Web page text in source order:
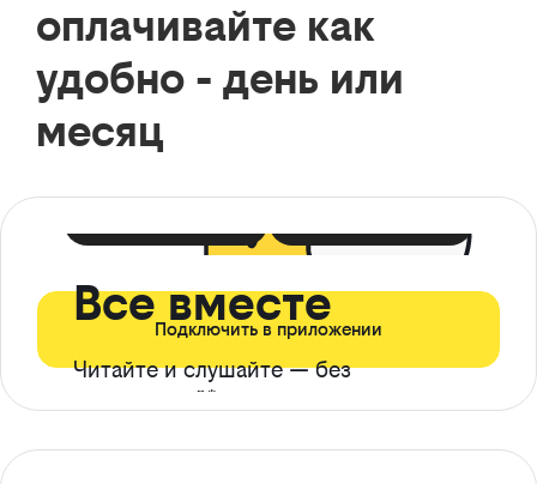
оплачивайте как
удобно - день или
месяц
Все вместе
Читайте и слушайте — без
ограничений*
Подключить в приложении